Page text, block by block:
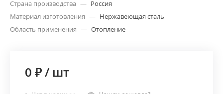
Страна производства — Россия
Материал изготовления — Нержавеющая сталь
Область применения — Отопление
0 ₽/ шт